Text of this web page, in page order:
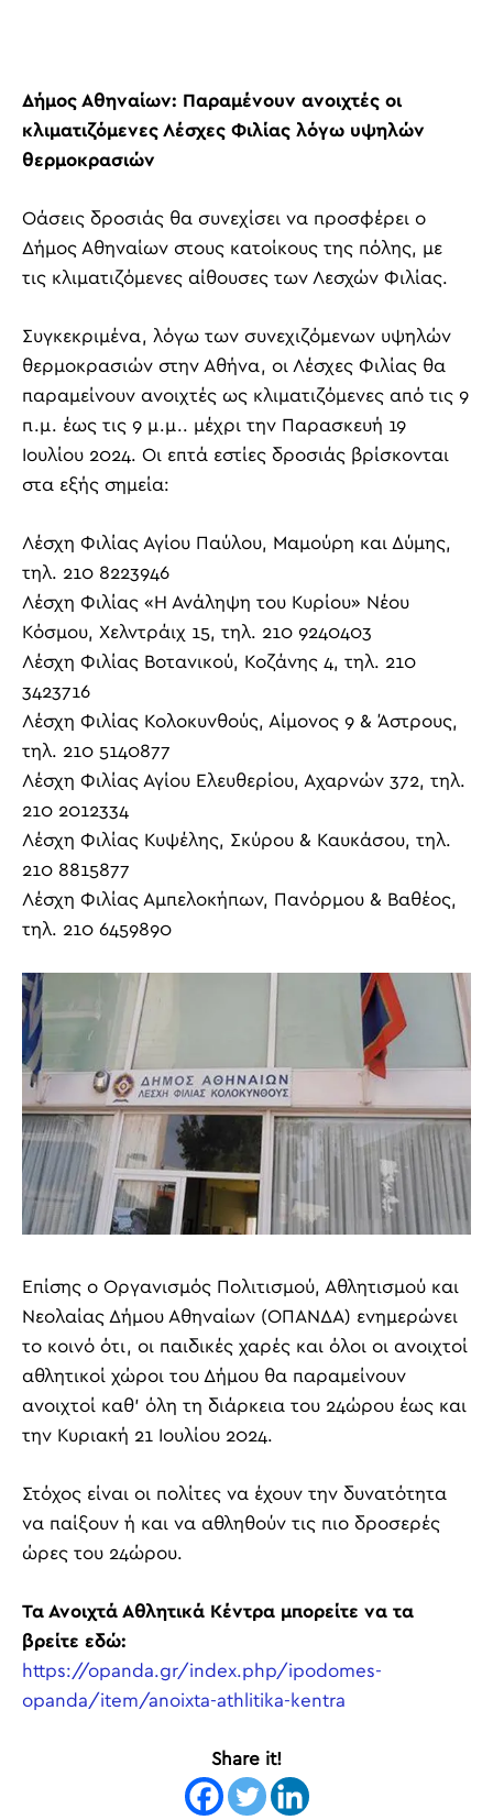
Δήμος Αθηναίων: Παραμένουν ανοιχτές οι
κλιματιζόμενες Λέσχες Φιλίας λόγω υψηλών
θερμοκρασιών
Οάσεις δροσιάς θα συνεχίσει να προσφέρει ο
Δήμος Αθηναίων στους κατοίκους της πόλης, με
τις κλιματιζόμενες αίθουσες των Λεσχών Φιλίας.
Συγκεκριμένα, λόγω των συνεχιζόμενων υψηλών
θερμοκρασιών στην Αθήνα, οι Λέσχες Φιλίας θα
παραμείνουν ανοιχτές ως κλιματιζόμενες από τις 9
π.μ. έως τις 9 μ.μ.. μέχρι την Παρασκευή 19
Ιουλίου 2024. Οι επτά εστίες δροσιάς βρίσκονται
στα εξής σημεία:
Λέσχη Φιλίας Αγίου Παύλου, Μαμούρη και Δύμης,
τηλ. 210 8223946
Λέσχη Φιλίας «Η Ανάληψη του Κυρίου» Νέου
Κόσμου, Χελντράιχ 15, τηλ. 210 9240403
Λέσχη Φιλίας Βοτανικού, Κοζάνης 4, τηλ. 210
3423716
Λέσχη Φιλίας Κολοκυνθούς, Αίμονος 9 & Άστρους,
τηλ. 210 5140877
Λέσχη Φιλίας Αγίου Ελευθερίου, Αχαρνών 372, τηλ.
210 2012334
Λέσχη Φιλίας Κυψέλης, Σκύρου & Καυκάσου, τηλ.
210 8815877
Λέσχη Φιλίας Αμπελοκήπων, Πανόρμου & Βαθέος,
τηλ. 210 6459890
Επίσης ο Οργανισμός Πολιτισμού, Αθλητισμού και
Νεολαίας Δήμου Αθηναίων (ΟΠΑΝΔΑ) ενημερώνει
το κοινό ότι, οι παιδικές χαρές και όλοι οι ανοιχτοί
αθλητικοί χώροι του Δήμου θα παραμείνουν
ανοιχτοί καθ’ όλη τη διάρκεια του 24ώρου έως και
την Κυριακή 21 Ιουλίου 2024.
Στόχος είναι οι πολίτες να έχουν την δυνατότητα
να παίξουν ή και να αθληθούν τις πιο δροσερές
ώρες του 24ώρου.
Τα Ανοιχτά Αθλητικά Κέντρα μπορείτε να τα
βρείτε εδώ:
https://opanda.gr/index.php/ipodomes-
opanda/item/anoixta-athlitika-kentra
Share it!